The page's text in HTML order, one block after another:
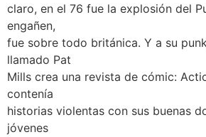
claro, en el 76 fue la explosión del
engañen,
fue sobre todo británica. Y a su
llamado Pat
Mills crea una revista de cómic:
contenía
historias violentas con sus buenas
jóvenes